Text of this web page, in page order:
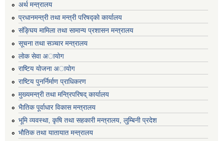
अर्थ मन्त्रालय
प्रधानमन्त्री तथा मन्त्री परिषद्काे कार्यालय
संङ्घिय मामिला तथा सामान्य प्रशासन मन्त्रालय
सूचना तथा सञ्चार मन्त्रालय
लाेक सेवा अायाेग
राष्टिय याेजना अायाेग
राष्टिय पुनर्निर्माण प्राधिकरण
मुख्यमन्त्री तथा मन्त्रिपरिषद् कार्यालय
भैातिक पूर्वाधार विकास मन्त्रालय
भूमि व्यवस्था, कृषि तथा सहकारी मन्त्रालय, लु्म्बिनी प्रदेश
भाैतिक तथा यातायात मन्त्रालय